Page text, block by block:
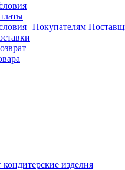
Покупателям
изделия